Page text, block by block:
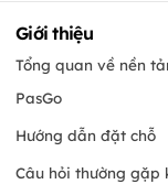
Giới thiệu
Tổng quan về nền
PasGo
Hướng dẫn đặt chỗ
Câu hỏi thường gặp